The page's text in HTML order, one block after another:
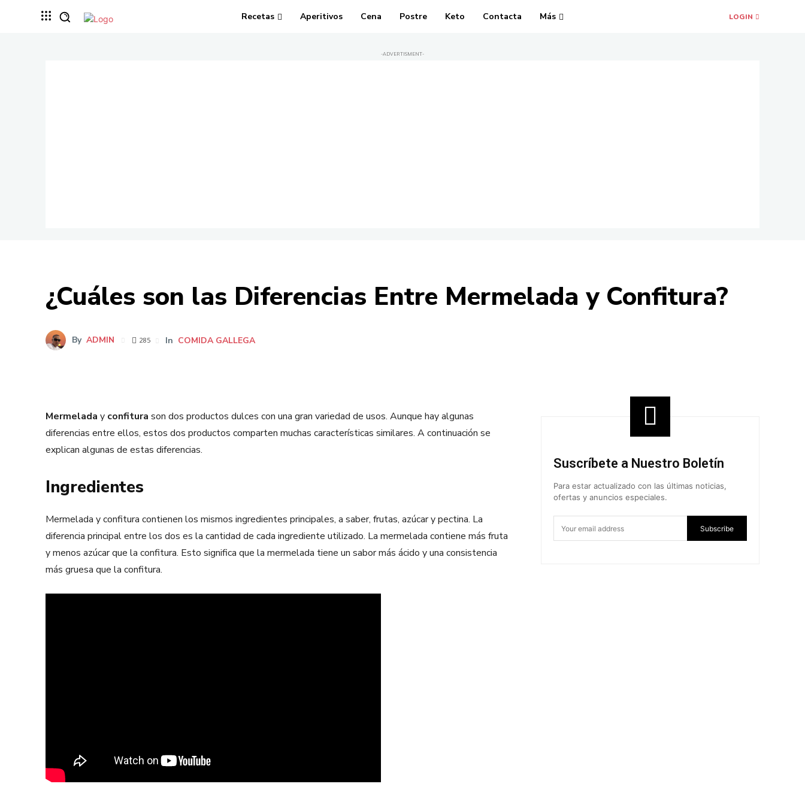
Recetas Aperitivos Cena Postre Keto Contacta Más LOGIN
-ADVERTISMENT-
¿Cuáles son las Diferencias Entre Mermelada y Confitura?
By ADMIN 285 In COMIDA GALLEGA
Mermelada y confitura son dos productos dulces con una gran variedad de usos. Aunque hay algunas
diferencias entre ellos, estos dos productos comparten muchas características similares. A continuación se
explican algunas de estas diferencias.
Ingredientes
Mermelada y confitura contienen los mismos ingredientes principales, a saber, frutas, azúcar y pectina. La
diferencia principal entre los dos es la cantidad de cada ingrediente utilizado. La mermelada contiene más fruta
y menos azúcar que la confitura. Esto significa que la mermelada tiene un sabor más ácido y una consistencia
más gruesa que la confitura.
Suscríbete a Nuestro Boletín
Para estar actualizado con las últimas noticias,
ofertas y anuncios especiales.
Subscribe